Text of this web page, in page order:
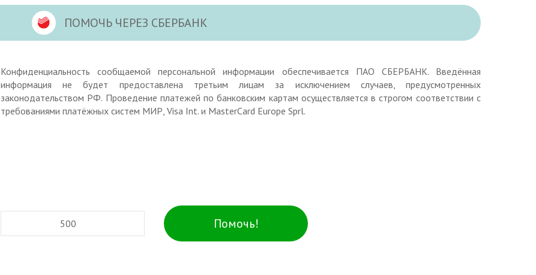
ПОМОЧЬ ЧЕРЕЗ СБЕРБАНК
Конфиденциальность сообщаемой персональной информации обеспечивается ПАО СБЕРБАНК. Введённая
информация не будет предоставлена третьим лицам за исключением случаев, предусмотренных
законодательством РФ. Проведение платежей по банковским картам осуществляется в строгом соответствии с
требованиями платёжных систем МИР, Visa Int. и MasterCard Europe Sprl.
Помочь!